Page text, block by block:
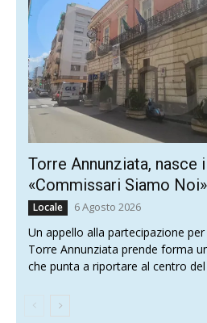
Torre Annunziata,
«Commissari Siamo Noi»
Locale 6 Agosto 2026
Un appello alla partecipazione
Torre Annunziata prende forma
che punta a riportare al centro